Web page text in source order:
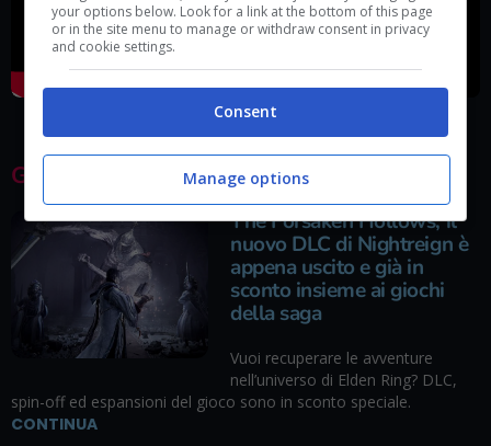
GLI ULTIMI ARTICOLI
The Forsaken Hollows, il
nuovo DLC di Nightreign è
appena uscito e già in
sconto insieme ai giochi
della saga
Vuoi recuperare le avventure
nell’universo di Elden Ring? DLC,
spin-off ed espansioni del gioco sono in sconto speciale.
CONTINUA
your options below. Look for a link at the bottom of this page
or in the site menu to manage or withdraw consent in privacy
and cookie settings.
Consent
Manage options